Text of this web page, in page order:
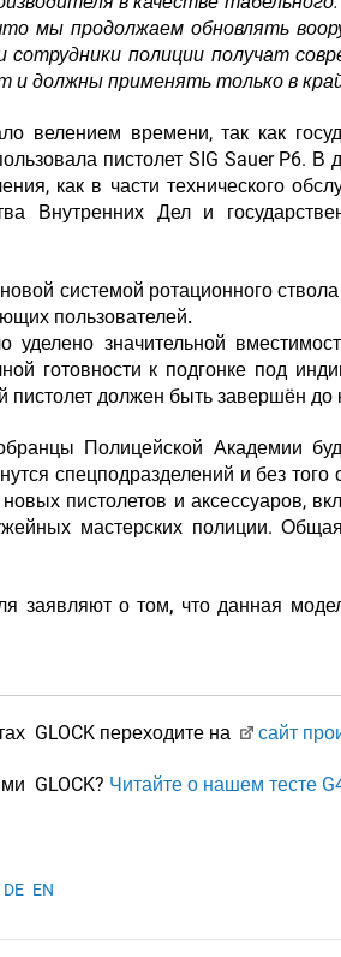
мы продолжаем обновлять
полиции получат
должны применять только в
велением времени, так как
пистолет SIG Sauer P6. В
как в части технического
Внутренних Дел и
системой ротационного
пользователей.
значительной
готовности к подгонке под
должен быть завершён до
Полицейской Академии
спецподразделений и без
пистолетов и аксессуаров,
мастерских полиции.
заявляют о том, что данная
GLOCK переходите на сайт
GLOCK? Читайте о нашем тесте
DE EN